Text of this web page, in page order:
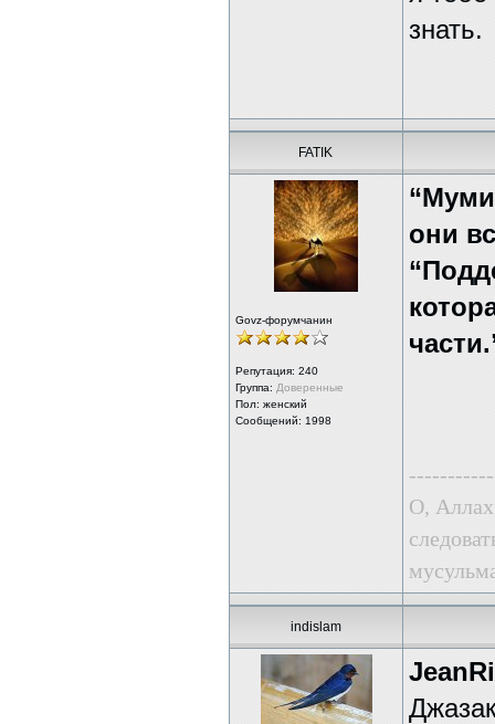
знать.
FATIK
Govz-форумчанин
Репутация: 240
Группа: Доверенные
Пол: женский
Сообщений: 1998
они
О,
indislam